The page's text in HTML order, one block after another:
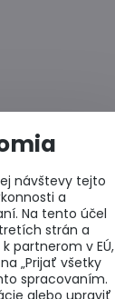
návštevy tejto
a
Na tento účel
strán a
partnerom v EÚ,
„Prijať všetky
spracovaním.
alebo upraviť